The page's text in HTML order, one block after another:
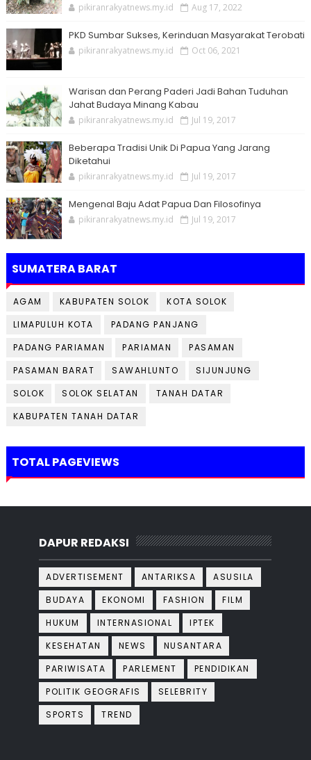
pikiranrakyatnews.my.id Aug 17, 2022
PKD Sumbar Sukses, Kerinduan Masyarakat Terobati
pikiranrakyatnews.my.id Oct 06, 2021
Warisan dan Perang Paderi Jadi Bahan Tuduhan
Jahat Budaya Minang Kabau
pikiranrakyatnews.my.id Jul 19, 2017
Beberapa Tradisi Unik Di Papua Yang Jarang
Diketahui
pikiranrakyatnews.my.id Jul 19, 2017
Mengenal Baju Adat Papua Dan Filosofinya
pikiranrakyatnews.my.id Jul 19, 2017
SUMATERA BARAT
AGAM KABUPATEN SOLOK
KOTA SOLOK
LIMAPULUH KOTA
PADANG PANJANG
PADANG PARIAMAN
PARIAMAN
PASAMAN
PASAMAN BARAT
SAWAHLUNTO
SIJUNJUNG
SOLOK
SOLOK SELATAN
TANAH DATAR
KABUPATEN TANAH DATAR
TOTAL PAGEVIEWS
DAPUR REDAKSI
ADVERTISEMENT ANTARIKSA
ASUSILA
BUDAYA
EKONOMI FASHION
FILM
HUKUM
INTERNASIONAL
IPTEK
KESEHATAN
NEWS
NUSANTARA
PARIWISATA
PARLEMENT
PENDIDIKAN
POLITIK GEOGRAFIS
SELEBRITY
SPORTS
TREND